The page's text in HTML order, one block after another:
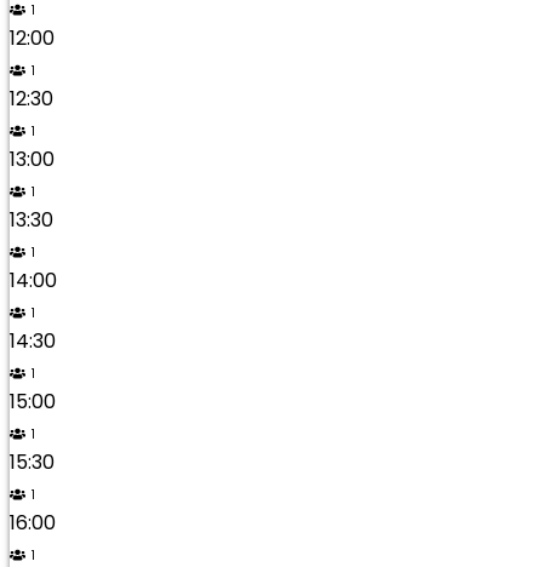
1
12:00
1
12:30
1
13:00
1
13:30
1
14:00
1
14:30
1
15:00
1
15:30
1
16:00
1